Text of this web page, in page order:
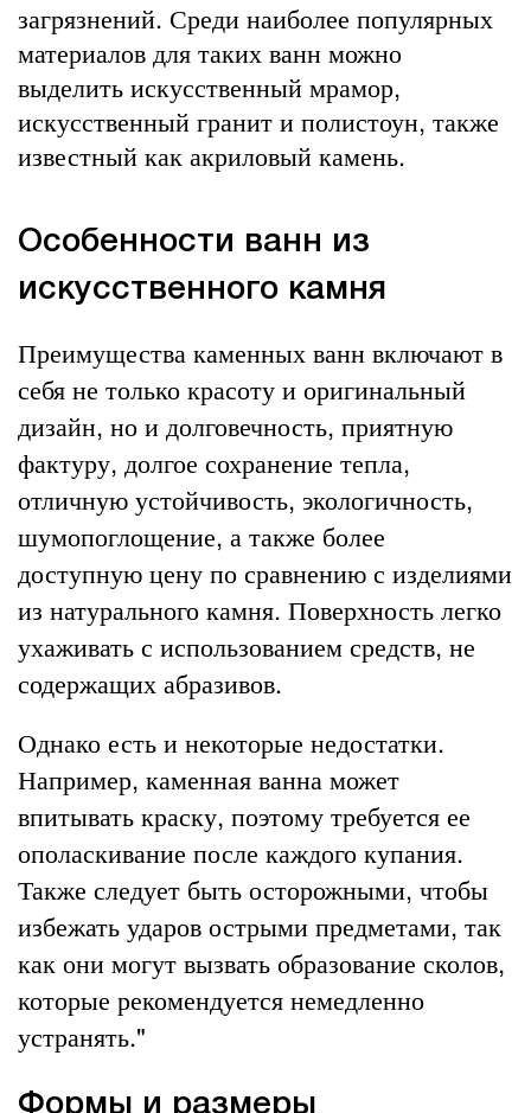
загрязнений. Среди наиболее популярных
материалов для таких ванн можно
выделить искусственный мрамор,
искусственный гранит и полистоун, также
известный как акриловый камень.
Особенности ванн из
искусственного камня
Преимущества каменных ванн включают в
себя не только красоту и оригинальный
дизайн, но и долговечность, приятную
фактуру, долгое сохранение тепла,
отличную устойчивость, экологичность,
шумопоглощение, а также более
доступную цену по сравнению с изделиями
из натурального камня. Поверхность легко
ухаживать с использованием средств, не
содержащих абразивов.
Однако есть и некоторые недостатки.
Например, каменная ванна может
впитывать краску, поэтому требуется ее
ополаскивание после каждого купания.
Также следует быть осторожными, чтобы
избежать ударов острыми предметами, так
как они могут вызвать образование сколов,
которые рекомендуется немедленно
устранять."
Формы и размеры